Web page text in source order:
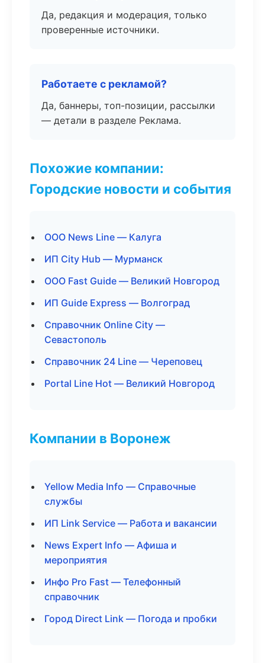
Да, редакция и модерация, только
проверенные источники.
Работаете с рекламой?
Да, баннеры, топ-позиции, рассылки
— детали в разделе Реклама.
Похожие компании:
Городские новости и события
ООО News Line — Калуга
ИП City Hub — Мурманск
ООО Fast Guide — Великий Новгород
ИП Guide Express — Волгоград
Справочник Online City —
Севастополь
Справочник 24 Line — Череповец
Portal Line Hot — Великий Новгород
Компании в Воронеж
Yellow Media Info — Справочные
службы
ИП Link Service — Работа и вакансии
News Expert Info — Афиша и
мероприятия
Инфо Pro Fast — Телефонный
справочник
Город Direct Link — Погода и пробки